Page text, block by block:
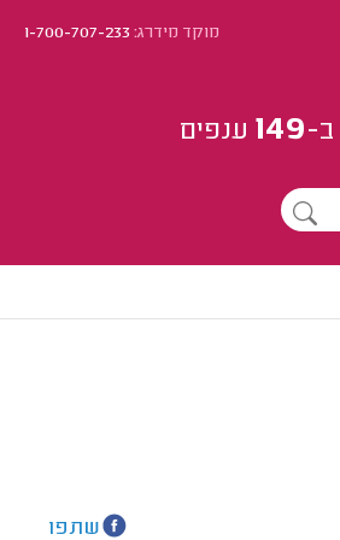
מוקד מידרג:1-700-707-233
ב-149 ענפים
שתפו